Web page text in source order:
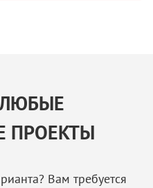
ПРОЕКТЫ
Вам требуется